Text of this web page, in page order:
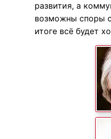
развития, а
возможны споры
итоге всё будет